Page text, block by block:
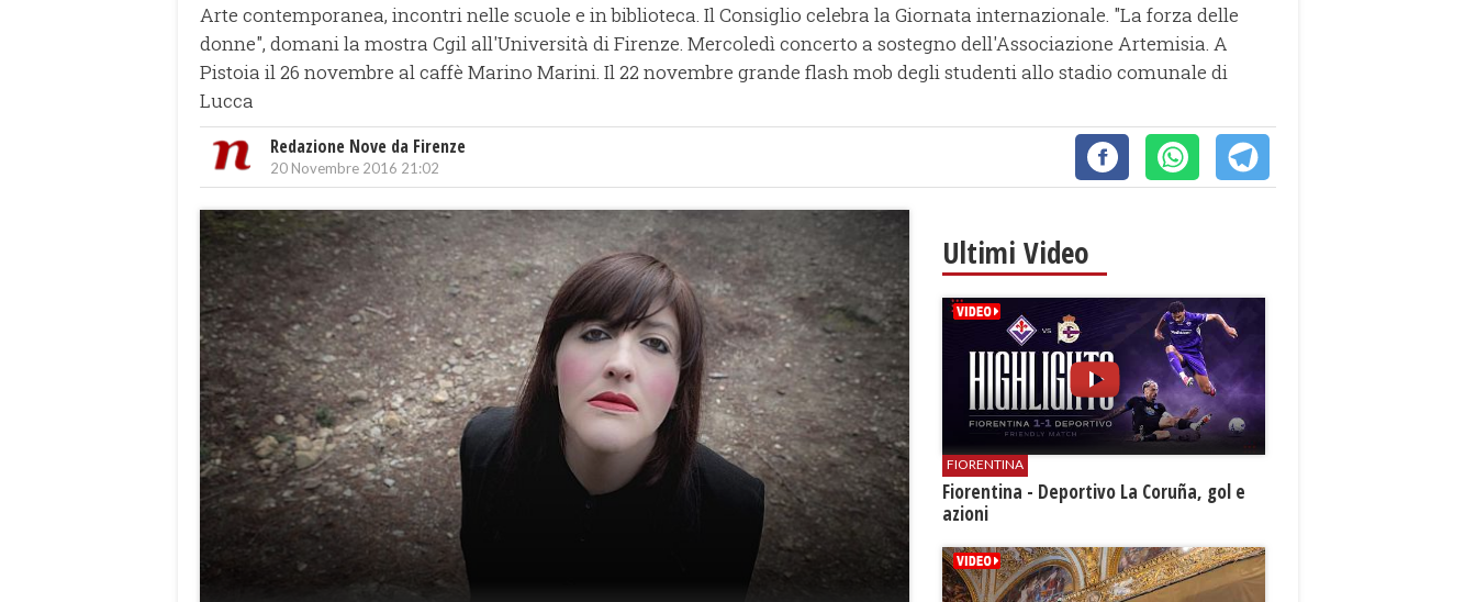
Arte contemporanea, incontri nelle scuole e in biblioteca. Il Consiglio celebra la Giornata internazionale. "La forza delle
donne", domani la mostra Cgil all'Università di Firenze. Mercoledì concerto a sostegno dell'Associazione Artemisia. A
Pistoia il 26 novembre al caffè Marino Marini. Il 22 novembre grande flash mob degli studenti allo stadio comunale di
Lucca
Redazione Nove da Firenze
20 Novembre 2016 21:02
Ultimi Video
FIORENTINA
Fiorentina - Deportivo La Coruña, gol e
azioni